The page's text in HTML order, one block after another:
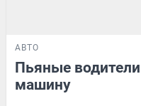
АВТО
Пьяные
машину